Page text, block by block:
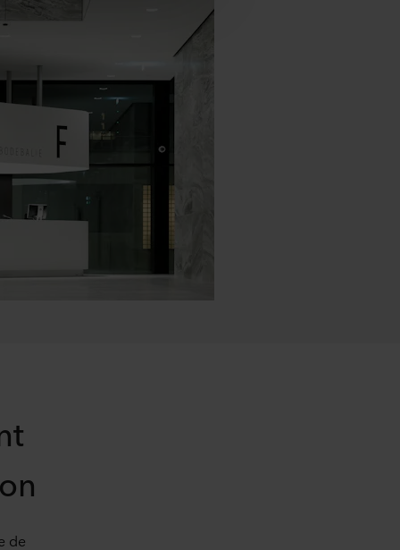
sur l’icône de cookie
cookies et notre
l’identification de la
de